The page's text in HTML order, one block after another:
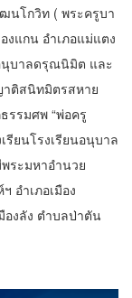
นโกวิท ( พระครูบา
งแกน อำเภอแม่แตง
นุบาลดรุณนิมิต และ
ติสนิทมิตรสหาย
รรมศพ “พ่อครู
รียนโรงเรียนอนุบาล
ระมหาอำนวย
อำเภอเมือง
องลัง ตำบลป่าตัน